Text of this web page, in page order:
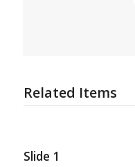
Related Items
Slide 1